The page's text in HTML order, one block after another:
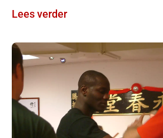
EWO Wall of Weapons –
Lees verder